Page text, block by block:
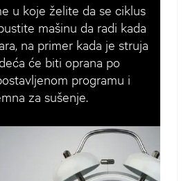
u koje želite da se ciklus
mašinu da radi kada
na primer kada je struja
će biti oprana po
programu i
za sušenje.